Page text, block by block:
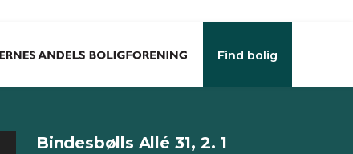
Find bolig
Bindesbølls Allé 31, 2. 1